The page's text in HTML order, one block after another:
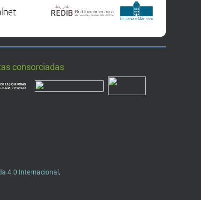
consorciadas
4.0 Internacional .